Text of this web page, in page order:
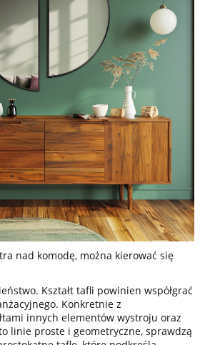
nad komodę, można kierować się
Kształt tafli powinien współgrać
Konkretnie z
innych elementów wystroju oraz
linie proste i geometryczne, sprawdzą